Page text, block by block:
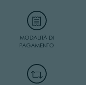
MODALITÀ DI
PAGAMENTO